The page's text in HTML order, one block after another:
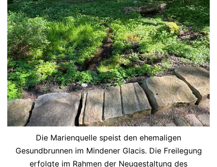
Die Marienquelle speist den ehemaligen
Gesundbrunnen im Mindener Glacis. Die Freilegung
erfolgte im Rahmen der Neugestaltung des